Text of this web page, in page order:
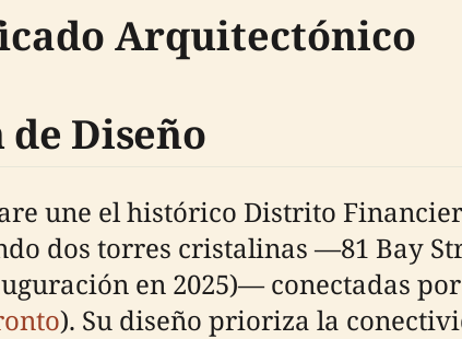
Arquitectónico
Diseño
une el histórico Distrito
dos torres cristalinas —81 Bay
en 2025)— conectadas
). Su diseño prioriza la